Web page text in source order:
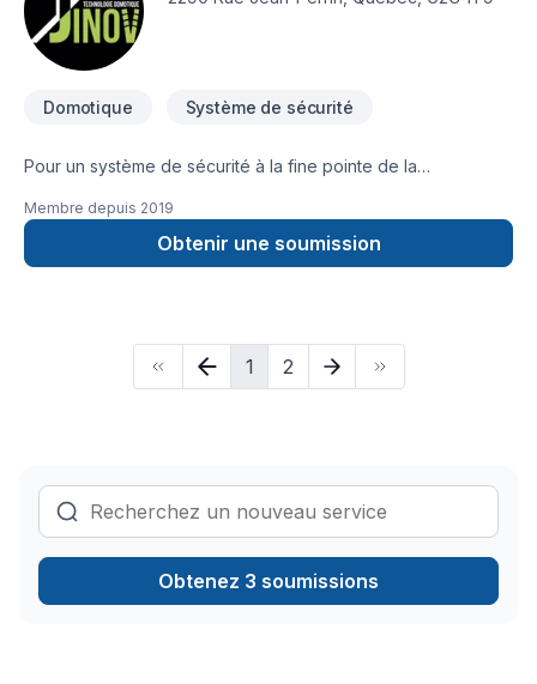
Domotique Système de sécurité
Pour un système de sécurité à la fine pointe de la
intelligent! La technologie est à votre portée! Pour un service
à la clientèle professionnel et une installation personnalisée
par des techniciens chevronnés Il faut choisir : JINOV
Membre depuis 2019
Obtenir une soumission
1 2
Obtenez 3 soumissions